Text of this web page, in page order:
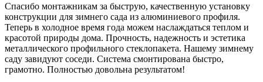
Спасибо монтажникам за быструю, качественную установку
конструкции для зимнего сада из алюминиевого профиля.
Теперь в холодное время года можем наслаждаться теплом и
красотой природы дома. Прочность, надежность и эстетика
металлического профильного стеклопакета. Нашему зимнему
саду завидуют соседи. Система смонтирована быстро,
грамотно. Полностью довольна результатом!